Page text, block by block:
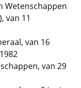
Wetenschappen
van 11
van 16
van 29